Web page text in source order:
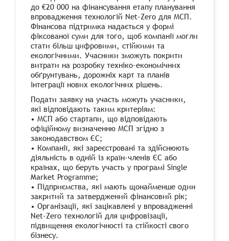
до €20 000 на фінансування етапу планування
впровадження технологій Net-Zero для МСП.
Фінансова підтримка надається у формі
фіксованої суми для того, щоб компанії могли
стати більш цифровими, стійкими та
екологічними. Учасники зможуть покрити
витрати на розробку техніко-економічних
обґрунтувань, дорожніх карт та планів
інтеграції нових екологічних рішень.
Подати заявку на участь можуть учасники,
які відповідають таким критеріям:
• МСП або стартапи, що відповідають
офіційному визначенню МСП згідно з
законодавством ЄС;
• Компанії, які зареєстровані та здійснюють
діяльність в одній із країн-членів ЄС або
країнах, що беруть участь у програмі Single
Market Programme;
• Підприємства, які мають щонайменше один
закритий та затверджений фінансовий рік;
• Організації, які зацікавлені у впровадженні
Net-Zero технологій для цифровізації,
підвищення екологічності та стійкості свого
бізнесу.